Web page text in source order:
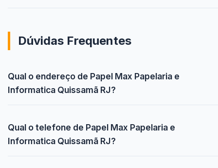
Dúvidas Frequentes
Qual o endereço de Papel Max Papelaria e
Informatica Quissamã RJ?
Qual o telefone de Papel Max Papelaria e
Informatica Quissamã RJ?